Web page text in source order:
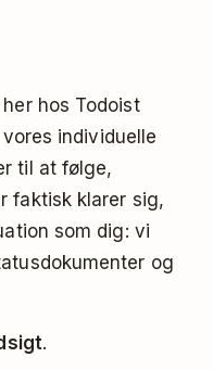
hos Todoist
individuelle
til at følge,
faktisk klarer sig,
som dig: vi
og
.